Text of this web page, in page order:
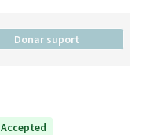
Donar suport
Accepted